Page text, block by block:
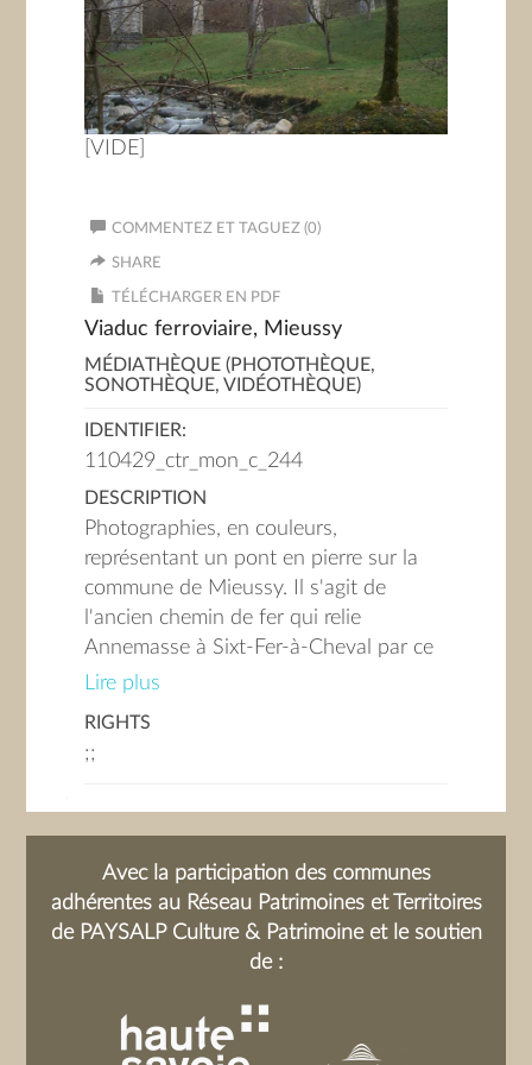
[VIDE]
COMMENTEZ ET TAGUEZ (0)
SHARE
TÉLÉCHARGER EN PDF
Viaduc ferroviaire, Mieussy
MÉDIATHÈQUE (PHOTOTHÈQUE,
SONOTHÈQUE, VIDÉOTHÈQUE)
IDENTIFIER:
110429_ctr_mon_c_244
DESCRIPTION
Photographies, en couleurs,
représentant un pont en pierre sur la
commune de Mieussy. Il s'agit de
l'ancien chemin de fer qui relie
Annemasse à Sixt-Fer-à-Cheval par ce
beau viaduc transformé aujourd'hui en
Fiche aimablement complétée par J.
Lire plus
RIGHTS
;;
Avec la participation des communes
adhérentes au Réseau Patrimoines et Territoires
de PAYSALP Culture & Patrimoine et le soutien
de :